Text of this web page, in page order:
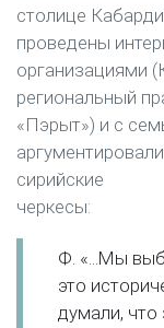
столице
проведены
организациями
региональный
«Пэрыт») и с
сирийские
черкесы:
Ф. «...Мы
это
думали, что